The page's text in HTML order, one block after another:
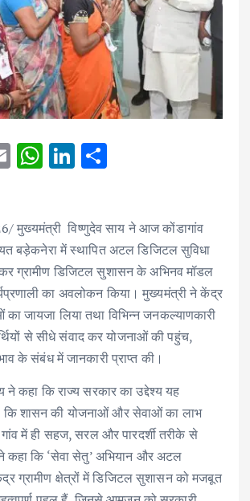
E
l
W
s
A
p
p
Li
e
dI
n
e
मुख्यमंत्री विष्णुदेव साय ने आज कोंडागांव
बड़ेकनेरा में स्थापित अटल डिजिटल सुविधा
कर ग्रामीण डिजिटल सुशासन के अभिनव मॉडल
का अवलोकन किया। मुख्यमंत्री ने केंद्र
जायजा लिया तथा विभिन्न जनकल्याणकारी
से सीधे संवाद कर योजनाओं की पहुंच,
के संबंध में जानकारी प्राप्त की।
ने कहा कि राज्य सरकार का उद्देश्य यह
कि शासन की योजनाओं और सेवाओं का लाभ
में ही सहज, सरल और पारदर्शी तरीके से
कहा कि ‘सेवा सेतु’ अभियान और अटल
ग्रामीण क्षेत्रों में डिजिटल सुशासन को मजबूत